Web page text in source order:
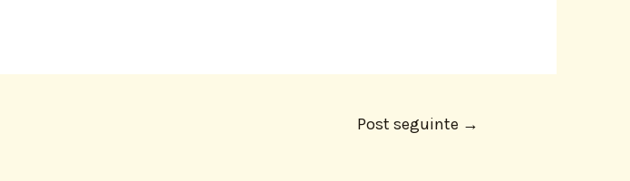
Post seguinte →